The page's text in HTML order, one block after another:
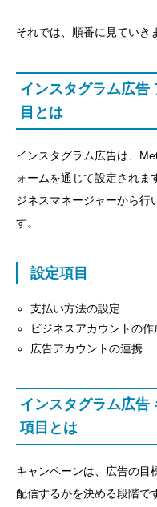
それでは、順番に見ていき
インスタグラム広告
目とは
インスタグラム広告は、
ォームを通じて設定され
ジネスマネージャーから行
す。
設定項目
支払い方法の設定
ビジネスアカウントの作
広告アカウントの連携
インスタグラム広告
項目とは
キャンペーンは、広告の目
配信するかを決める段階で